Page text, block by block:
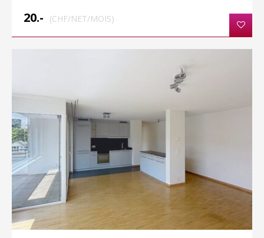
20.-
(CHF/NET/MOIS)